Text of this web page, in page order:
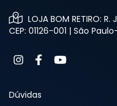
LOJA BOM RETIRO:
CEP: 01126-001 | São
Dúvidas